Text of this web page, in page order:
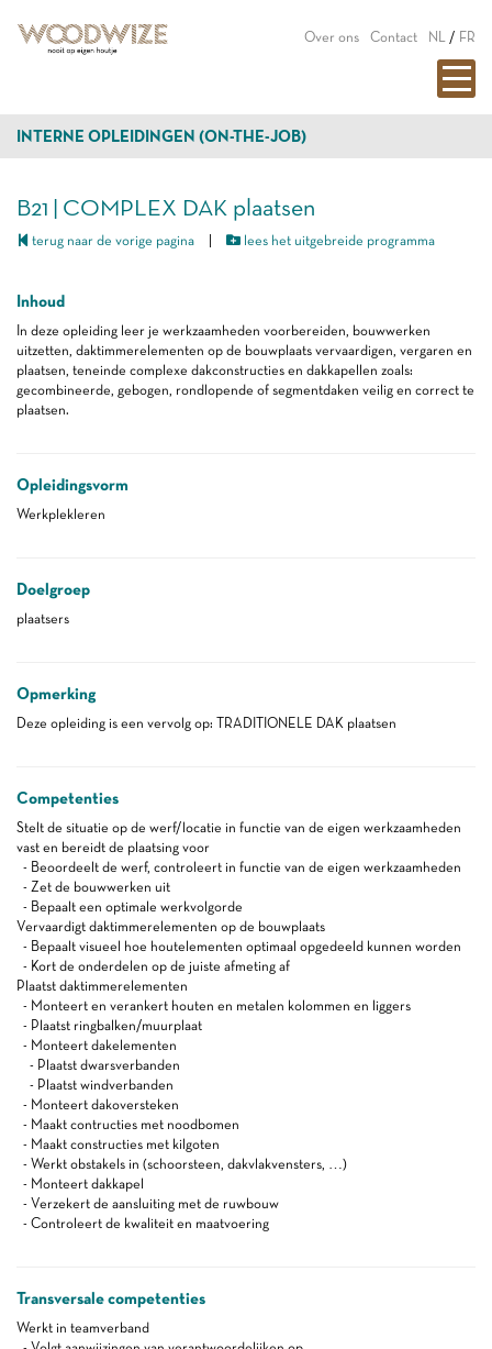
Over ons Contact NL / FR
INTERNE OPLEIDINGEN (ON-THE-JOB)
B21 | COMPLEX DAK plaatsen
terug naar de vorige pagina lees het uitgebreide programma
Inhoud
In deze opleiding leer je werkzaamheden voorbereiden, bouwwerken
uitzetten, daktimmerelementen op de bouwplaats vervaardigen, vergaren en
plaatsen, teneinde complexe dakconstructies en dakkapellen zoals:
gecombineerde, gebogen, rondlopende of segmentdaken veilig en correct te
plaatsen.
Opleidingsvorm
Werkplekleren
Doelgroep
plaatsers
Opmerking
Deze opleiding is een vervolg op: TRADITIONELE DAK plaatsen
Competenties
Stelt de situatie op de werf/locatie in functie van de eigen werkzaamheden
vast en bereidt de plaatsing voor
- Beoordeelt de werf, controleert in functie van de eigen werkzaamheden
- Zet de bouwwerken uit
- Bepaalt een optimale werkvolgorde
Vervaardigt daktimmerelementen op de bouwplaats
- Bepaalt visueel hoe houtelementen optimaal opgedeeld kunnen worden
- Kort de onderdelen op de juiste afmeting af
Plaatst daktimmerelementen
- Monteert en verankert houten en metalen kolommen en liggers
- Plaatst ringbalken/muurplaat
- Monteert dakelementen
- Plaatst dwarsverbanden
- Plaatst windverbanden
- Monteert dakoversteken
- Maakt contructies met noodbomen
- Maakt constructies met kilgoten
- Werkt obstakels in (schoorsteen, dakvlakvensters, …)
- Monteert dakkapel
- Verzekert de aansluiting met de ruwbouw
- Controleert de kwaliteit en maatvoering
Transversale competenties
Werkt in teamverband